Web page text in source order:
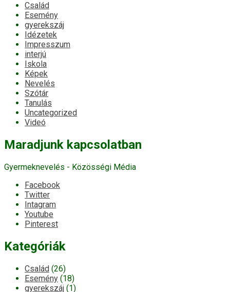
Család
Esemény
gyerekszáj
Idézetek
Impresszum
interjú
Iskola
Képek
Nevelés
Szótár
Tanulás
Uncategorized
Videó
Maradjunk kapcsolatban
Gyermeknevelés - Közösségi Média
Facebook
Twitter
Intagram
Youtube
Pinterest
Kategóriák
Család (26)
Esemény (18)
gyerekszáj (1)